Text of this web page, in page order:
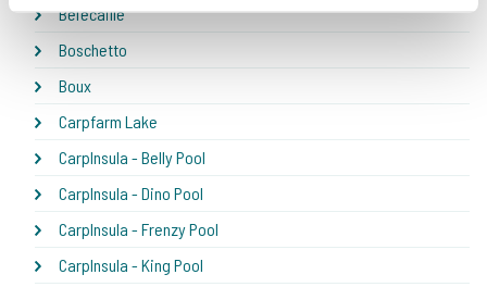
Bel'ecaille
Boschetto
Boux
Carpfarm Lake
CarpInsula - Belly Pool
CarpInsula - Dino Pool
CarpInsula - Frenzy Pool
CarpInsula - King Pool